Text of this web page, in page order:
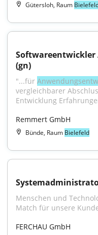
Gütersloh, Raum
Softwareentwickler
(gn)
"...für
vergleichbarer
Entwicklung
Remmert GmbH
Bünde, Raum Bielefeld
Menschen und
Match für unsere
FERCHAU GmbH